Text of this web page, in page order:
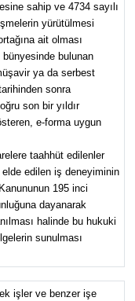
sahip ve 4734 sayılı
yürütülmesi
ait olması
bulunan
ya da serbest
sonra
son bir yıldır
e-forma uygun
taahhüt edilenler
elde edilen iş deneyiminin
195 inci
dayanarak
halinde bu hukuki
sunulması
işler ve benzer işe